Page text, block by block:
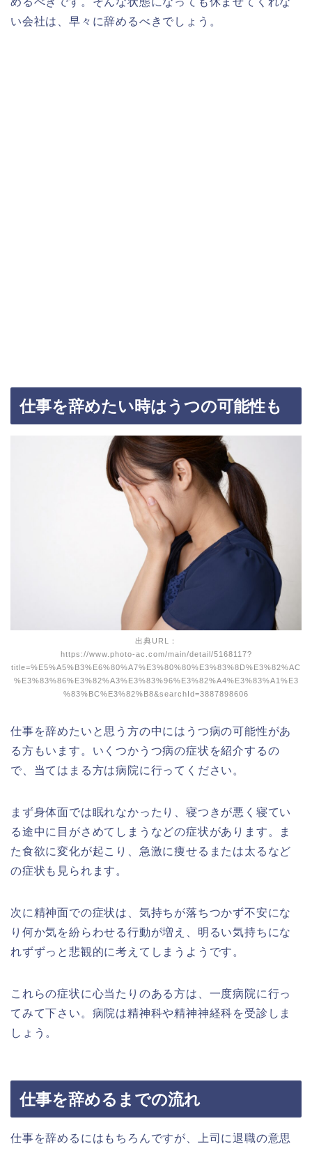
い会社は、早々に辞めるべきでしょう。
仕事を辞めたい時はうつの可能性も
出典URL：
https://www.photo-ac.com/main/detail/5168117?
title=%E5%A5%B3%E6%80%A7%E3%80%80%E3%83%8D%E3%82%AC
%E3%83%86%E3%82%A3%E3%83%96%E3%82%A4%E3%83%A1%E3
%83%BC%E3%82%B8&searchId=3887898606
仕事を辞めたいと思う方の中にはうつ病の可能性があ
る方もいます。いくつかうつ病の症状を紹介するの
で、当てはまる方は病院に行ってください。
まず身体面では眠れなかったり、寝つきが悪く寝てい
る途中に目がさめてしまうなどの症状があります。ま
た食欲に変化が起こり、急激に痩せるまたは太るなど
の症状も見られます。
次に精神面での症状は、気持ちが落ちつかず不安にな
り何か気を紛らわせる行動が増え、明るい気持ちにな
れずずっと悲観的に考えてしまうようです。
これらの症状に心当たりのある方は、一度病院に行っ
てみて下さい。病院は精神科や精神神経科を受診しま
しょう。
仕事を辞めるまでの流れ
仕事を辞めるにはもちろんですが、上司に退職の意思